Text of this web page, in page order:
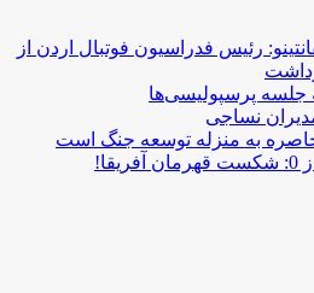
رئیس فدراسیون فوتبال اردن از
جلسه پرسپولیسی‌ها
نساجی
محاصره به منزله توسعه جنگ است